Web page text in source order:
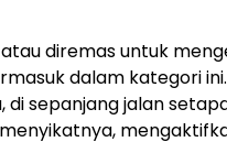
diremas untuk
dalam kategori
sepanjang jalan